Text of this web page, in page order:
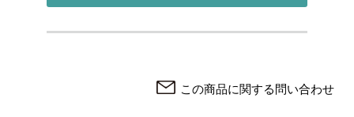
この商品に関する問い合わせ